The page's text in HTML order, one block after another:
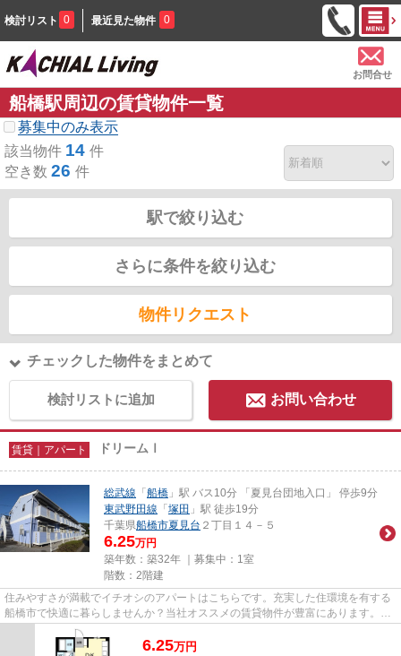
検討リスト 0 最近見た物件 0
お問合せ
船橋駅周辺の賃貸物件一覧
募集中のみ表示
該当物件 14 件
空き数 26 件
駅で絞り込む
さらに条件を絞り込む
物件リクエスト
チェックした物件をまとめて
検討リストに追加 お問い合わせ
賃貸｜アパート ドリームⅠ
総武線 「 船橋 」駅 バス10分 「夏見台団地入口」 停歩9分
東武野田線 「 塚田 」駅 徒歩19分
千葉県船橋市夏見台 ２丁目１４－５
6.25万円
築年数：築32年 ｜募集中： 1室
階数：2階建
住みやすさが満載でイチオシのアパートはこちらです。充実した住環境を有する
船橋市で快適に暮らしませんか？当社オススメの賃貸物件が豊富にあります。ぜ
ひ、賃貸物件をお探しになる...
6.25万円